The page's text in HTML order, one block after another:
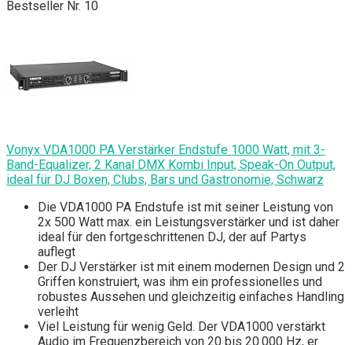
Bestseller Nr. 10
Vonyx VDA1000 PA Verstärker Endstufe 1000 Watt, mit 3-
Band-Equalizer, 2 Kanal DMX Kombi Input, Speak-On Output,
ideal für DJ Boxen, Clubs, Bars und Gastronomie, Schwarz
Die VDA1000 PA Endstufe ist mit seiner Leistung von
2x 500 Watt max. ein Leistungsverstärker und ist daher
ideal für den fortgeschrittenen DJ, der auf Partys
auflegt
Der DJ Verstärker ist mit einem modernen Design und 2
Griffen konstruiert, was ihm ein professionelles und
robustes Aussehen und gleichzeitig einfaches Handling
verleiht
Viel Leistung für wenig Geld. Der VDA1000 verstärkt
Audio im Frequenzbereich von 20 bis 20.000 Hz, er